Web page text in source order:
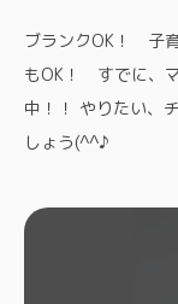
ブランクOK！ 子
もOK！ すでに、
中！！ やりたい、
しょう(^^♪